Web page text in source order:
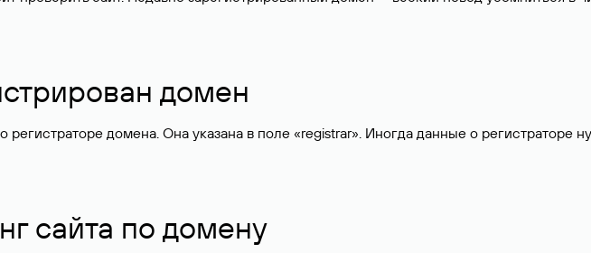
домен
домена. Она указана в поле «registrar». Иногда данные о регистраторе
сайта по домену